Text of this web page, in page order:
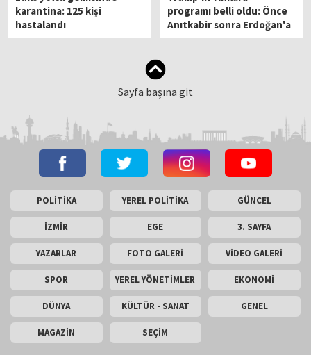
karantina: 125 kişi
hastalandı
programı belli oldu: Önce
Anıtkabir sonra Erdoğan'a
ziyaret
Sayfa başına git
POLİTİKA YEREL POLİTİKA GÜNCEL
İZMİR EGE 3. SAYFA
YAZARLAR FOTO GALERİ VİDEO GALERİ
SPOR YEREL YÖNETİMLER EKONOMİ
DÜNYA KÜLTÜR - SANAT GENEL
MAGAZİN SEÇİM